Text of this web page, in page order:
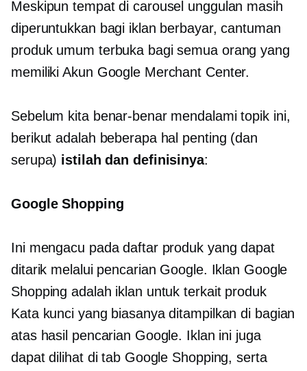
Meskipun tempat di carousel unggulan masih
diperuntukkan bagi iklan berbayar, cantuman
produk umum terbuka bagi semua orang yang
memiliki Akun Google Merchant Center.
Sebelum kita benar-benar mendalami topik ini,
berikut adalah beberapa hal penting (dan
serupa) istilah dan definisinya:
Google Shopping
Ini mengacu pada daftar produk yang dapat
ditarik melalui pencarian Google. Iklan Google
Shopping adalah iklan untukterkait produk
Kata kunci yang biasanya ditampilkan di bagian
atas hasil pencarian Google. Iklan ini juga
dapat dilihat di tab Google Shopping, serta